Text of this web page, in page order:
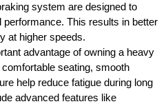
system are designed to
This results in better
at higher speeds.
advantage of owning a heavy
seating, smooth
help reduce fatigue during long
advanced features like